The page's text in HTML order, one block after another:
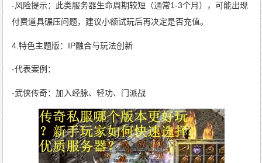
-风险提示：此类服务器生命周期较短（通常1-3个月），可能出现
付费道具碾压问题，建议小额试玩后再决定是否充值。
4.特色主题版：IP融合与玩法创新
-代表案例：
-武侠传奇：加入经脉、轻功、门派战